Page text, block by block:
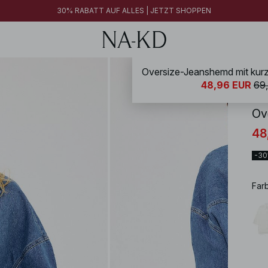
30% RABATT AUF ALLES | JETZT SHOPPEN
NA-
-
48,96 EUR